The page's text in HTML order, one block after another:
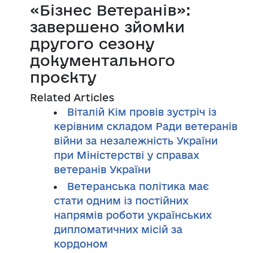
«Бізнес Ветеранів»:
завершено зйомки
другого сезону
документального
проєкту
Related Articles
Віталій Кім провів зустріч із
керівним складом Ради ветеранів
війни за незалежність України
при Міністерстві у справах
ветеранів України
Ветеранська політика має
стати одним із постійних
напрямів роботи українських
дипломатичних місій за
кордоном